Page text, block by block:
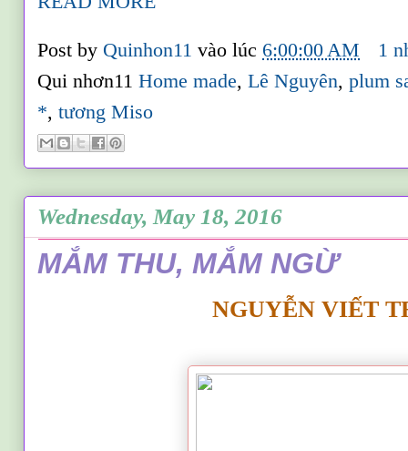
Post by Quinhon11vào lúc 6:00:00 AM
1
Qui nhơn11Home made,Lê Nguyên,plum
*,tương Miso
Wednesday, May 18, 2016
MẮM THU, MẮM NGỪ
NGUYỄN VIẾT